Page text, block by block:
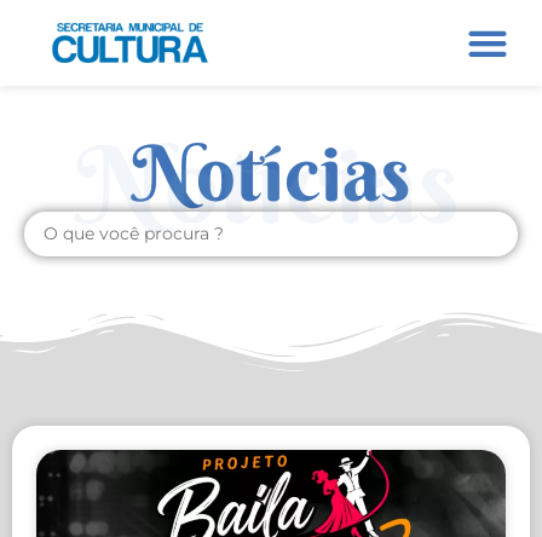
Notícias
Notícias